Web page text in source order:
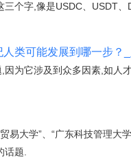
个字,像是USDC、USDT
类可能发展到哪一步？
为它涉及到众多因素,如
易大学”、“广东科技管理
题.